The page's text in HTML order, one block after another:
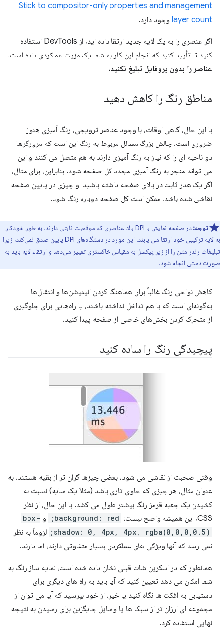
Stick to compositor-only properties and management
layer count وجود دارد.
اگر عنصری را به یک لایه جدید ارتقا داده اید، از DevTools استفاده
کنید تا تأیید کنید که انجام این کار به شما یک مزیت عملکردی داده است.
عناصر را بدون پروفایل تبلیغ نکنید.
مناطق رنگ را کاهش دهید
با این حال، گاهی اوقات، با وجود عناصر ترویجی، رنگ آمیزی هنوز
ضروری است. چالش بزرگ مسائل مربوط به رنگ این است که مرورگرها
دو ناحیه ای را که نیاز به رنگ آمیزی دارند به هم متصل می کنند و این
می تواند منجر به رنگ آمیزی مجدد کل صفحه شود. بنابراین، برای مثال،
اگر یک هدر ثابت در بالای صفحه داشته باشید، و چیزی در پایین صفحه
نقاشی شده باشد، ممکن است کل صفحه دوباره رنگ شود.
توجه:
در صفحه نمایش با DPI بالا، عناصری که موقعیت ثابتی دارند، به طور خودکار
به لایه ترکیبی خود ارتقا می یابند. این مورد در دستگاه‌های DPI پایین صدق نمی‌کند، زیرا
تبلیغات رندر متن را از زیر پیکسل به مقیاس خاکستری تغییر می‌دهد و ارتقاء لایه باید به
صورت دستی انجام شود.
کاهش نواحی رنگ غالباً برای هماهنگ کردن انیمیشن‌ها و انتقال‌ها
به‌گونه‌ای است که با هم تداخل نداشته باشند، یا راه‌هایی برای جلوگیری
از متحرک کردن بخش‌های خاصی از صفحه پیدا کنید.
پیچیدگی رنگ را ساده کنید
وقتی صحبت از نقاشی می شود، بعضی چیزها گران تر از بقیه هستند. به
عنوان مثال، هر چیزی که حاوی تاری باشد (مثلاً یک سایه) نسبت به
کشیدن یک جعبه قرمز رنگ بیشتر طول می کشد. با این حال، از نظر
CSS، این همیشه واضح نیست:
background: red; و box-
shadow: 0, 4px, 4px, rgba(0,0,0,0.5);
لزوماً به نظر
نمی رسد که آنها ویژگی های عملکردی بسیار متفاوتی دارند، اما دارند.
همانطور که در اسکرین شات قبلی نشان داده شده است، نمایه ساز رنگ به
شما امکان می دهد تعیین کنید که آیا باید به راه های دیگری برای
دستیابی به افکت ها نگاه کنید یا خیر. از خود بپرسید که آیا می توان از
مجموعه ای ارزان تر از سبک ها یا وسایل جایگزین برای رسیدن به نتیجه
نهایی استفاده کرد.